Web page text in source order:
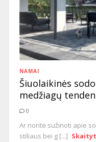
NAMAI
Šiuolaikinės
medžiagų
0
Ar norite sužinoti apie
stiliaus bei g [...]